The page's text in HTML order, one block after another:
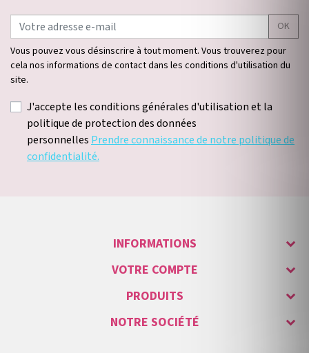
OK
Vous pouvez vous désinscrire à tout moment. Vous trouverez pour
cela nos informations de contact dans les conditions d'utilisation du
site.
J'accepte les conditions générales d'utilisation et la
politique de protection des données
personnelles Prendre connaissance de notre politique de
confidentialité.
INFORMATIONS
VOTRE COMPTE
PRODUITS
NOTRE SOCIÉTÉ